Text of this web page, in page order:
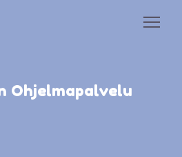
Ohjelmapalvelu